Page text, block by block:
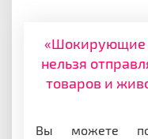
«Шокирующие
нельзя
товаров и
Вы можете